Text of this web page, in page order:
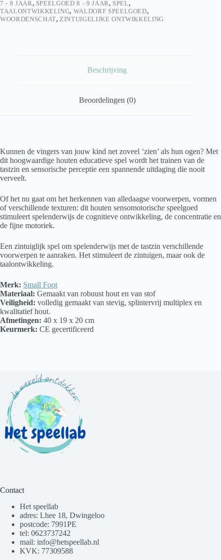
7 - 8 JAAR , SPEELGOED 8 - 9 JAAR , SPEL,
TAALONTWIKKELING, WALDORF SPEELGOED,
WOORDENSCHAT, ZINTUIGELIJKE ONTWIKKELING
Beschrijving
Beoordelingen (0)
Kunnen de vingers van jouw kind net zoveel ‘zien’ als hun ogen? Met
dit hoogwaardige houten educatieve spel wordt het trainen van de
tastzin en sensorische perceptie een spannende uitdaging die nooit
verveelt.
Of het nu gaat om het herkennen van alledaagse voorwerpen, vormen
of verschillende texturen: dit houten sensomotorische speelgoed
stimuleert spelenderwijs de cognitieve ontwikkeling, de concentratie en
de fijne motoriek.
Een zintuiglijk spel om spelenderwijs met de tastzin verschillende
voorwerpen te aanraken. Het stimuleert de zintuigen, maar ook de
taalontwikkeling.
Merk: Small Foot
Materiaal: Gemaakt van robuust hout en van stof
Veiligheid: volledig gemaakt van stevig, splintervrij multiplex en
kwalitatief hout.
Afmetingen: 40 x 19 x 20 cm
Keurmerk: CE gecertificeerd
Contact
Het speellab
adres: Lhee 18, Dwingeloo
postcode: 7991PE
tel: 0623737242
mail: info@hetspeellab.nl
KVK: 77309588